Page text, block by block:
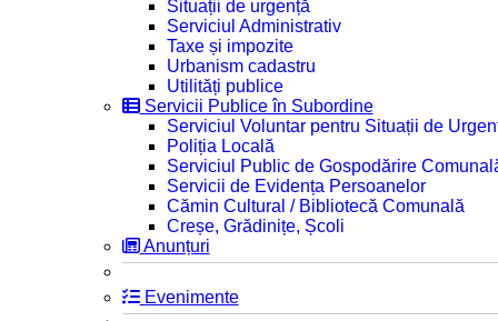
Situații de urgență
Serviciul Administrativ
Taxe și impozite
Urbanism cadastru
Utilități publice
Servicii Publice în Subordine
Serviciul Voluntar pentru Situații de
Poliția Locală
Serviciul Public de Gospodărire
Servicii de Evidența Persoanelor
Cămin Cultural / Bibliotecă Comunală
Creșe, Grădinițe, Școli
Anunțuri
Evenimente